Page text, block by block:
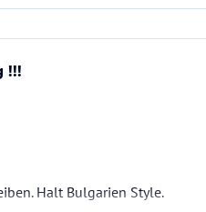
!!!
Halt Bulgarien Style.